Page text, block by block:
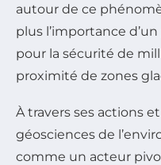
autour de ce
plus l’importance
pour la sécurité de
proximité de zones
À travers ses actions
géosciences de
comme un acteur